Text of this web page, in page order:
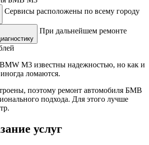
Сервисы расположены по всему городу
При дальнейшем ремонте
M3 известны надежностью, но как и
ломаются.
поэтому ремонт автомобиля БМВ
подхода. Для этого лучше
услуг